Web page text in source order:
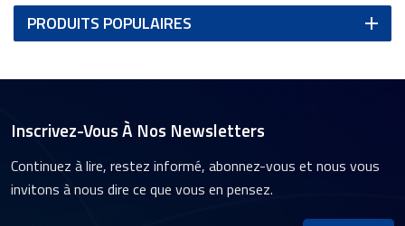
PRODUITS POPULAIRES
Inscrivez-Vous À Nos Newsletters
Continuez à lire, restez informé, abonnez-vous et nous vous
invitons à nous dire ce que vous en pensez.